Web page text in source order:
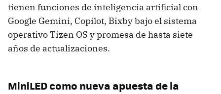
tienen funciones de inteligencia artificial con
Google Gemini, Copilot, Bixby bajo el sistema
operativo Tizen OS y promesa de hasta siete
años de actualizaciones.
MiniLED como nueva apuesta de la